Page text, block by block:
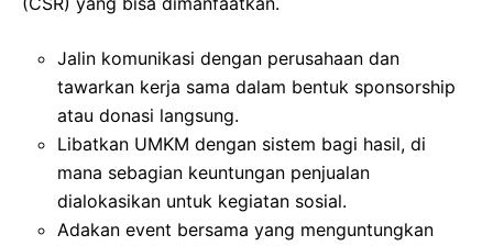
Jalin komunikasi dengan perusahaan dan
tawarkan kerja sama dalam bentuk sponsorship
atau donasi langsung.
Libatkan UMKM dengan sistem bagi hasil, di
mana sebagian keuntungan penjualan
dialokasikan untuk kegiatan sosial.
Adakan event bersama yang menguntungkan